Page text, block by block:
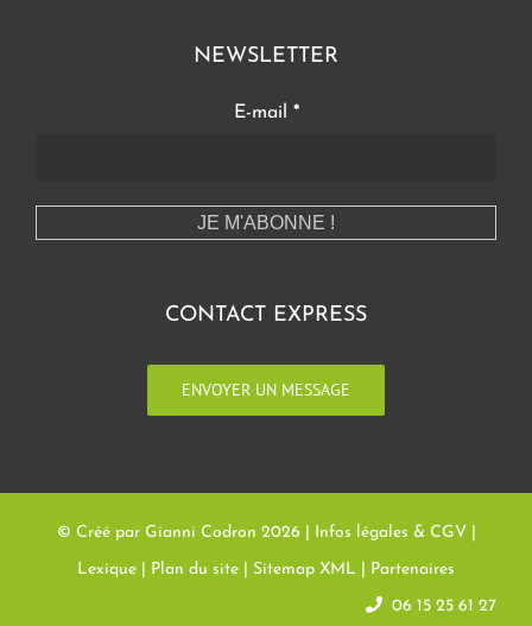
NEWSLETTER
E-mail *
CONTACT EXPRESS
ENVOYER UN MESSAGE
© Créé par Gianni Codron 2026 | Infos légales & CGV
Lexique Plan du site Sitemap XML Partenaires
06 15 25 61 27